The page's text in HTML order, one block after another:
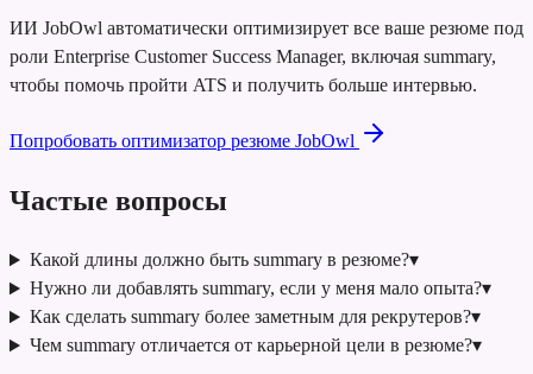
ИИ JobOwl автоматически оптимизирует все ваше резюме под
роли Enterprise Customer Success Manager, включая summary,
чтобы помочь пройти ATS и получить больше интервью.
Попробовать оптимизатор резюме JobOwl
Частые вопросы
Какой длины должно быть summary в резюме?▾
Нужно ли добавлять summary, если у меня мало опыта?▾
Как сделать summary более заметным для рекрутеров?▾
Чем summary отличается от карьерной цели в резюме?▾